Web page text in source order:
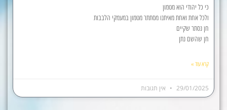
כי כל יהודי הוא מטמון
ולכל אחת ואחת מאיתנו מסתתר מטמון במעמקי הלבבות
חן נסתר שקיים
חן שהשם נתן
קרא עוד »
29/01/2025 אין תגובות